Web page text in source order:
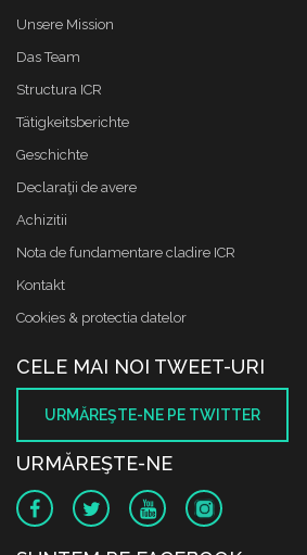
Unsere Mission
Das Team
Structura ICR
Tätigkeitsberichte
Geschichte
Declaraţii de avere
Achizitii
Nota de fundamentare cladire ICR
Kontakt
Cookies & protectia datelor
CELE MAI NOI TWEET-URI
URMĂREŞTE-NE PE TWITTER
URMĂREŞTE-NE